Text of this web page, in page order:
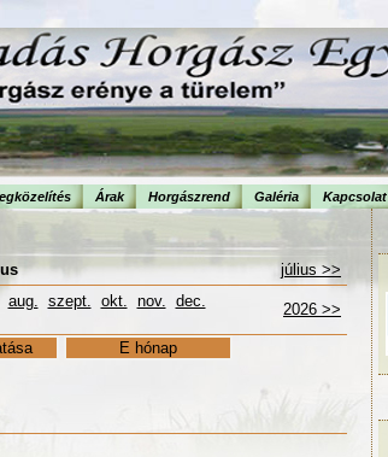
Árak Horgászrend Galéria Kapcsolat
július >>
aug. szept. okt. nov. dec. 2026 >>